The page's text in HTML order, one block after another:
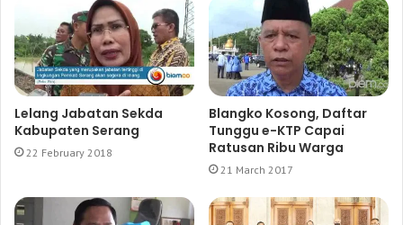
Lelang Jabatan Sekda
Kabupaten Serang
22 February 2018
Blangko Kosong, Daftar
Tunggu e-KTP Capai
Ratusan Ribu Warga
21 March 2017